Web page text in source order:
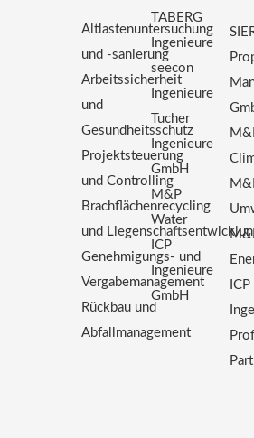
Altlastenuntersuchung
und -sanierung
Arbeitssicherheit
und
Gesundheitsschutz
Projektsteuerung
und Controlling
Brachflächenrecycling
und
Genehmigungs- und
Vergabemanagement
Rückbau und
Abfallmanagement
TABERG
Ingenieure
seecon
Ingenieure
Tucher
Ingenieure
GmbH
M&P
Water
ICP
Ingenieure
GmbH
ICP